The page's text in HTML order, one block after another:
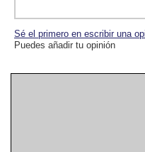
Sé el primero en escribir una
Puedes añadir tu opinión